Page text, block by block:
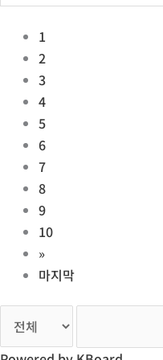
1
2
3
4
5
6
7
8
9
10
»
마지막